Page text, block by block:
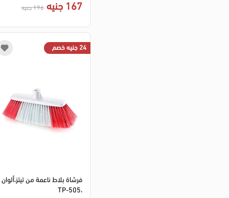
167 جنيه 196 جنيه
24 جنيه خصم
فرشاة بلاط ناعمة من تيتز،ألوان
،TP-505